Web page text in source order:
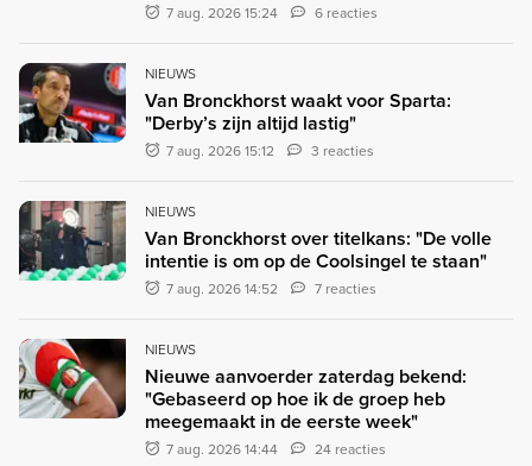
7 aug. 2026 15:24 6 reacties
NIEUWS
Van Bronckhorst waakt voor Sparta:
"Derby’s zijn altijd lastig"
7 aug. 2026 15:12 3 reacties
NIEUWS
Van Bronckhorst over titelkans: "De volle
intentie is om op de Coolsingel te staan"
7 aug. 2026 14:52 7 reacties
NIEUWS
Nieuwe aanvoerder zaterdag bekend:
"Gebaseerd op hoe ik de groep heb
meegemaakt in de eerste week"
7 aug. 2026 14:44 24 reacties